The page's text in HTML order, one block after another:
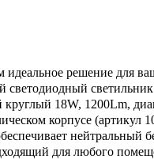
идеальное решение для
светодиодный
круглый 18W, 1200Lm,
корпусе (артикул
нейтральный
для любого